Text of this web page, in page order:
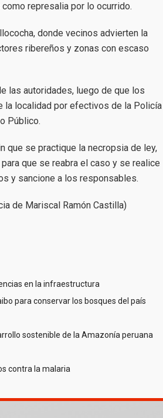
represalia por lo ocurrido.
donde vecinos advierten la
ribereños y zonas con escaso
las autoridades, luego de que los
la localidad por efectivos de la Policía
Público.
que se practique la necropsia de ley,
que se reabra el caso y se realice
y sancione a los responsables.
de Mariscal Ramón Castilla)
en la infraestructura
para conservar los bosques del país
sostenible de la Amazonía peruana
contra la malaria